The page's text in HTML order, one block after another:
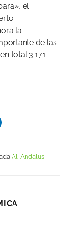
el
la
de las
total 3.171
Al-Andalus,